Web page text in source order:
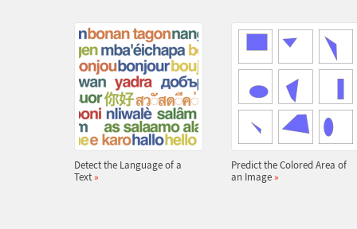
Detect the Language of a
Text »
Predict the Colored Area of
an Image »